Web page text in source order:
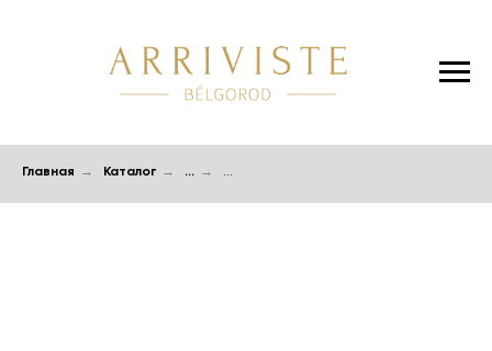
Главная → Каталог → ... →